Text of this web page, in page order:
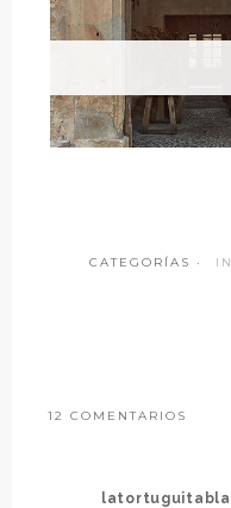
CATEGORÍAS ·
12 COMENTARIOS